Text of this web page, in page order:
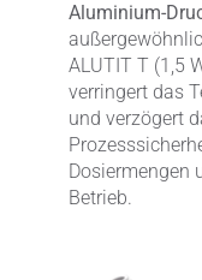
Aluminium-
ALUTIT T (1,5
verringert das
und verzögert
Dosiermengen
Betrieb.